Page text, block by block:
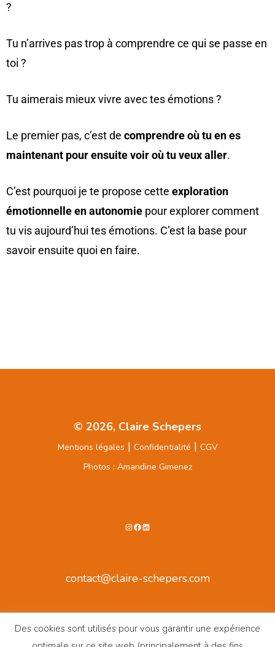
?
Tu n’arrives pas trop à comprendre ce qui se passe en
toi ?
Tu aimerais mieux vivre avec tes émotions ?
Le premier pas, c’est de comprendre où tu en es
maintenant pour ensuite voir où tu veux aller.
C’est pourquoi je te propose cette exploration
émotionnelle en autonomie pour explorer comment
tu vis aujourd’hui tes émotions. C’est la base pour
savoir ensuite quoi en faire.
© 2026, Claire Schepers
Mentions légales | Confidentialité | CGV
Photos : Amandine Gimenez
contact@claire-schepers.com
Des cookies sont utilisés pour vous garantir une expérience